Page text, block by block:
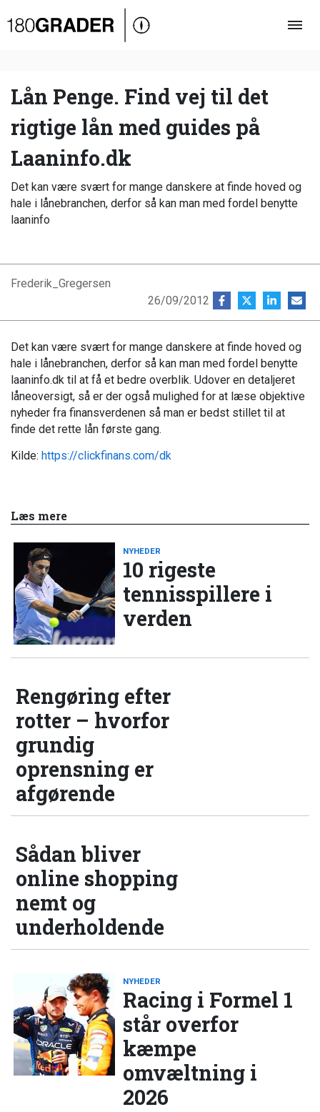
Oversigt
Debat
Video
Podcast
Lån Penge. Find vej til det
rigtige lån med guides på
Laaninfo.dk
Det kan være svært for mange danskere at finde hoved og
hale i lånebranchen, derfor så kan man med fordel benytte
laaninfo
Frederik_Gregersen
26/09/2012
Det kan være svært for mange danskere at finde hoved og
hale i lånebranchen, derfor så kan man med fordel benytte
laaninfo.dk til at få et bedre overblik. Udover en detaljeret
låneoversigt, så er der også mulighed for at læse objektive
nyheder fra finansverdenen så man er bedst stillet til at
finde det rette lån første gang.
Kilde: https://clickfinans.com/dk
Læs mere
NYHEDER
10 rigeste
tennisspillere i
verden
Rengøring efter
rotter – hvorfor
grundig
oprensning er
afgørende
Sådan bliver
online shopping
nemt og
underholdende
NYHEDER
Racing i Formel 1
står overfor
kæmpe
omvæltning i
2026